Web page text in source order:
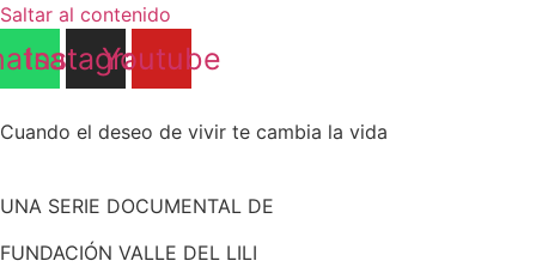
Saltar al contenido
Instagram
Youtube
Cuando el deseo de vivir te cambia la vida
UNA SERIE DOCUMENTAL DE
FUNDACIÓN VALLE DEL LILI